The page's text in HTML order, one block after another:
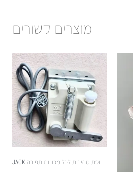
מוצרים קשורים
ווסת מהירות לכל מכונות תפירה JACK